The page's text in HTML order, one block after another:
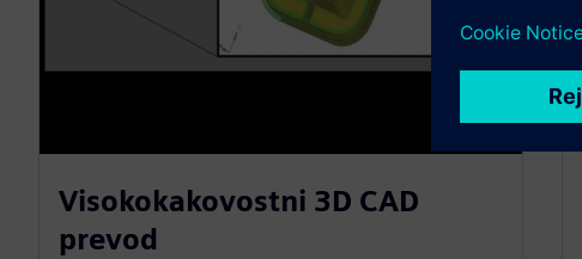
Visokokakovostni 3D CAD
prevod